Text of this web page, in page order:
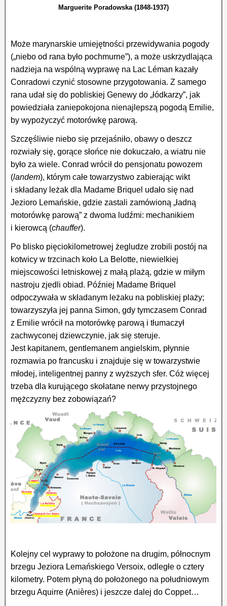
Marguerite Poradowska (1848-1937)
Może marynarskie umiejętności przewidywania pogody
(„niebo od rana było pochmurne”), a może uskrzydlająca
nadzieja na wspólną wyprawę na Lac Léman kazały
Conradowi czynić stosowne przygotowania. Z samego
rana udał się do pobliskiej Genewy do „łódkarzy”, jak
powiedziała zaniepokojona nienajlepszą pogodą Emilie,
by wypożyczyć motorówkę parową.
Szczęśliwie niebo się przejaśniło, obawy o deszcz
rozwiały się, gorące słońce nie dokuczało, a wiatru nie
było za wiele. Conrad wrócił do pensjonatu powozem
(landem), którym całe towarzystwo zabierając wikt
i składany leżak dla Madame Briquel udało się nad
Jezioro Lemańskie, gdzie zastali zamówioną „ładną
motorówkę parową” z dwoma ludźmi: mechanikiem
i kierowcą (chauffer).
Po blisko pięciokilometrowej żegludze zrobili postój na
kotwicy w trzcinach koło La Belotte, niewielkiej
miejscowości letniskowej z małą plażą, gdzie w miłym
nastroju zjedli obiad. Później Madame Briquel
odpoczywała w składanym leżaku na pobliskiej plaży;
towarzyszyła jej panna Simon, gdy tymczasem Conrad
z Emilie wrócił na motorówkę parową i tłumaczył
zachwyconej dziewczynie, jak się steruje.
Jest kapitanem, gentlemanem angielskim, płynnie
rozmawia po francusku i znajduje się w towarzystwie
młodej, inteligentnej panny z wyższych sfer. Cóż więcej
trzeba dla kurującego skołatane nerwy przystojnego
mężczyzny bez zobowiązań?
Kolejny cel wyprawy to położone na drugim, północnym
brzegu Jeziora Lemańskiego Versoix, odległe o cztery
kilometry. Potem płyną do położonego na południowym
brzegu Aquirre (Anières) i jeszcze dalej do Coppet…